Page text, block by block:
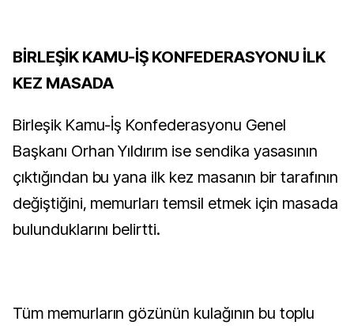
BİRLEŞİK KAMU-İŞ KONFEDERASYONU İLK
KEZ MASADA
Birleşik Kamu-İş Konfederasyonu Genel
Başkanı Orhan Yıldırım ise sendika yasasının
çıktığından bu yana ilk kez masanın bir tarafının
değiştiğini, memurları temsil etmek için masada
bulunduklarını belirtti.
Tüm memurların gözünün kulağının bu toplu